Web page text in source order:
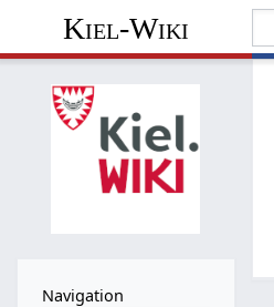
Kiel-Wiki
Navigation